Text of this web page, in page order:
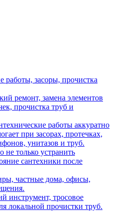
работы, засоры, прочистка
ремонт, замена элементов
прочистка труб и
работы аккуратно
при засорах, протечках,
унитазов и труб.
не только устранить
сантехники после
частные дома, офисы,
инструмент, тросовое
локальной прочистки труб.